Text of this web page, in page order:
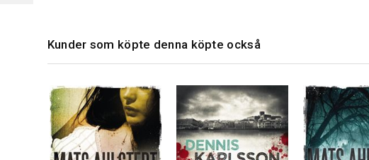
Kunder som köpte denna köpte också